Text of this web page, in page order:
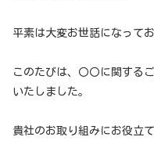
平素は大変お世話になってお
このたびは、〇〇に関する
いたしました。
貴社のお取り組みにお役立